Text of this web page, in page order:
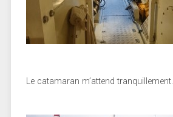
Le catamaran m’attend tranquillement.